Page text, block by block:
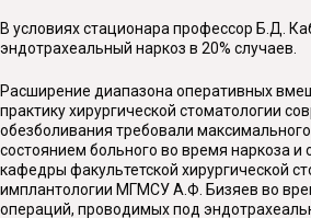
В условиях стационара профессор Б.Д.
эндотрахеальный наркоз в 20% случаев.
Расширение диапазона оперативных
практику хирургической стоматологии
обезболивания требовали
состоянием больного во время наркоза и
кафедры факультетской хирургической
имплантологии МГМСУ А.Ф. Бизяев во
операций, проводимых под